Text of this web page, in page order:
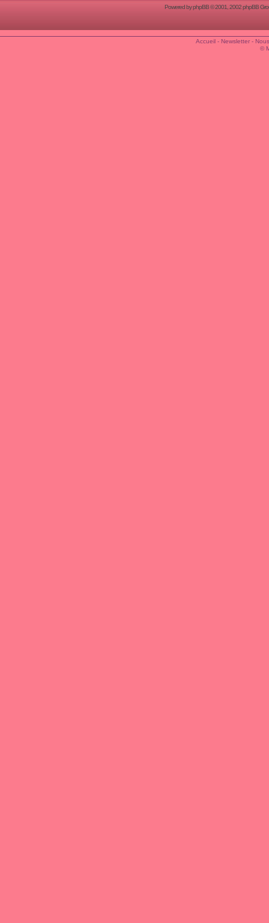
Powered byphpBB© 2001, 2002 phpBB
Accueil- Newsletter-
©